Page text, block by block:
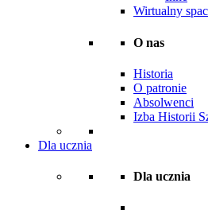
Wirtualny
O nas
Historia
O patronie
Absolwenci
Izba Historii
Dla ucznia
Dla ucznia